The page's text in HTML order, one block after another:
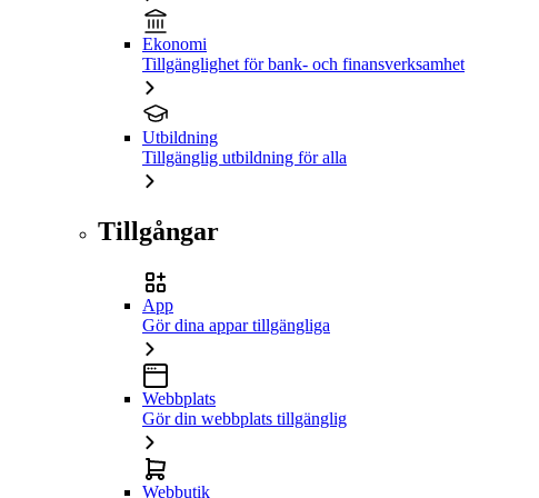
Ekonomi
Tillgänglighet för bank- och finansverksamhet
Utbildning
Tillgänglig utbildning för alla
Tillgångar
App
Gör dina appar tillgängliga
Webbplats
Gör din webbplats tillgänglig
Webbutik